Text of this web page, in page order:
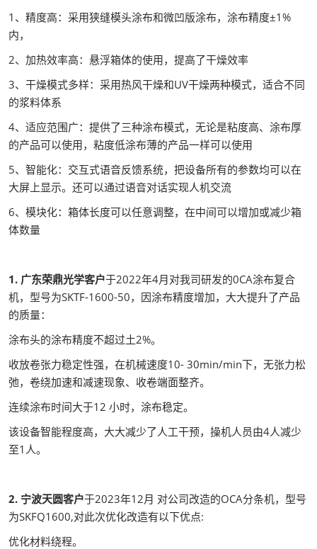
1、精度高：采用狭缝模头涂布和微凹版涂布，涂布精度±1%
内，
2、加热效率高：悬浮箱体的使用，提高了干燥效率
3、干燥模式多样：采用热风干燥和UV干燥两种模式，适合不同
的浆料体系
4、适应范围广：提供了三种涂布模式，无论是粘度高、涂布厚
的产品可以使用，粘度低涂布薄的产品一样可以使用
5、智能化：交互式语音反馈系统，把设备所有的参数均可以在
大屏上显示。还可以通过语音对话实现人机交流
6、模块化：箱体长度可以任意调整，在中间可以增加或减少箱
体数量
1. 广东荣鼎光学客户于2022年4月对我司研发的0CA涂布复合
机，型号为SKTF-1600-50，因涂布精度增加，大大提升了产品
的质量：
涂布头的涂布精度不超过土2%。
收放卷张力稳定性强，在机械速度10- 30min/min下，无张力松
弛，卷绕加速和减速现象、收卷端面整齐。
连续涂布时间大于12 小时，涂布稳定。
该设备智能程度高，大大减少了人工干预，操机人员由4人减少
至1人。
2. 宁波天圆客户于2023年12月 对公司改造的OCA分条机，型号
为SKFQ1600,对此次优化改造有以下优点:
优化材料绕程。